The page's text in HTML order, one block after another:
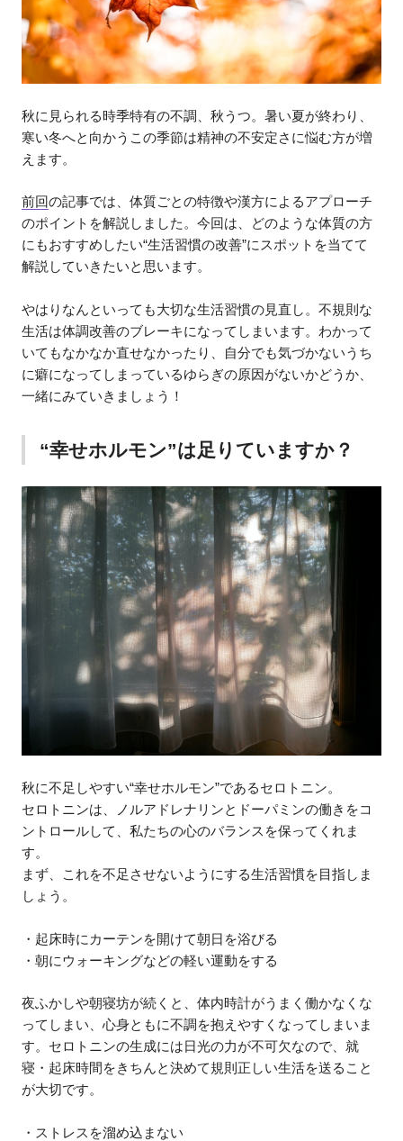
秋に見られる時季特有の不調、秋うつ。暑い夏が終わり、
寒い冬へと向かうこの季節は精神の不安定さに悩む方が増
えます。
前回の記事では、体質ごとの特徴や漢方によるアプローチ
のポイントを解説しました。今回は、どのような体質の方
にもおすすめしたい“生活習慣の改善”にスポットを当てて
解説していきたいと思います。
やはりなんといっても大切な生活習慣の見直し。不規則な
生活は体調改善のブレーキになってしまいます。わかって
いてもなかなか直せなかったり、自分でも気づかないうち
に癖になってしまっているゆらぎの原因がないかどうか、
一緒にみていきましょう！
“幸せホルモン”は足りていますか？
秋に不足しやすい“幸せホルモン”であるセロトニン。
セロトニンは、ノルアドレナリンとドーパミンの働きをコ
ントロールして、私たちの心のバランスを保ってくれま
す。
まず、これを不足させないようにする生活習慣を目指しま
しょう。
・起床時にカーテンを開けて朝日を浴びる
・朝にウォーキングなどの軽い運動をする
夜ふかしや朝寝坊が続くと、体内時計がうまく働かなくな
ってしまい、心身ともに不調を抱えやすくなってしまいま
す。セロトニンの生成には日光の力が不可欠なので、就
寝・起床時間をきちんと決めて規則正しい生活を送ること
が大切です。
・ストレスを溜め込まない